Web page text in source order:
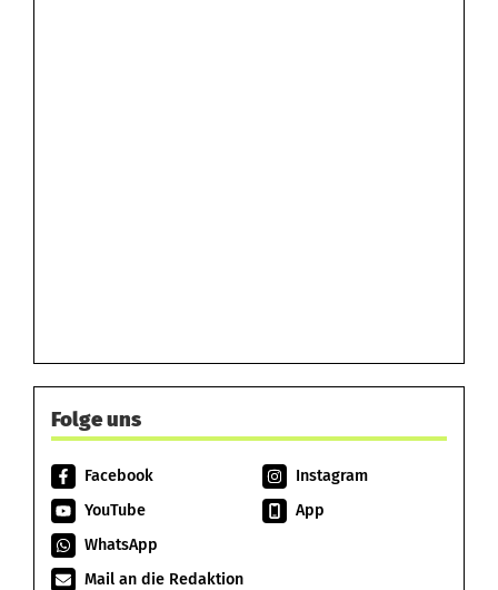
Folge uns
Facebook
Instagram
YouTube
App
WhatsApp
Mail an die Redaktion